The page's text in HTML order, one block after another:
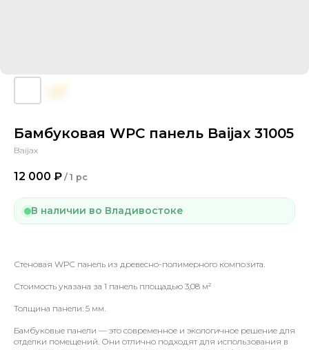
Бамбуковая WPC панель Baijax 31005
Baijax
12 000 ₽ / 1 pc
В наличии во Владивостоке
Стеновая WPC панель из древесно-полимерного композита.
Стоимость указана за 1 панель площадью 3,08 м²
Толщина панели: 5 мм.
Бамбуковые панели — это современное и экологичное решение для
отделки помещений. Они отлично подходят для использования в